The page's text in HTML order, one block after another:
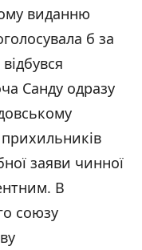
виданню
б за
Санду одразу
прихильників
заяви чинної
В
союзу